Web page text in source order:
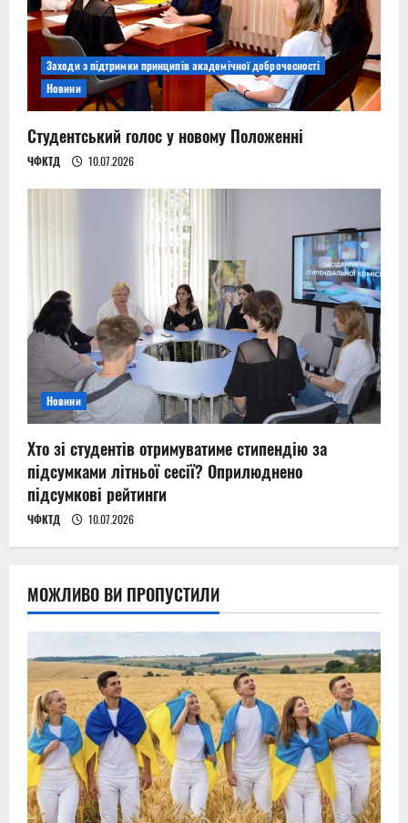
Заходи з підтримки принципів академічної доброчесності
Новини
Студентський голос у новому Положенні
ЧФКТД 10.07.2026
Новини
Хто зі студентів отримуватиме стипендію за
підсумками літньої сесії? Оприлюднено
підсумкові рейтинги
ЧФКТД 10.07.2026
МОЖЛИВО ВИ ПРОПУСТИЛИ